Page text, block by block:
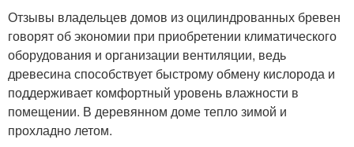
Отзывы владельцев домов из оцилиндрованных бревен
говорят об экономии при приобретении климатического
оборудования и организации вентиляции, ведь
древесина способствует быстрому обмену кислорода и
поддерживает комфортный уровень влажности в
помещении. В деревянном доме тепло зимой и
прохладно летом.